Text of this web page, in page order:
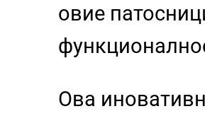
овие
Ова